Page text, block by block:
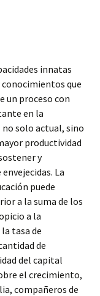
innatas
que
un proceso con
en la
solo actual, sino
productividad
y
La
puede
a la suma de los
a la
tasa de
de
del capital
el crecimiento,
compañeros de